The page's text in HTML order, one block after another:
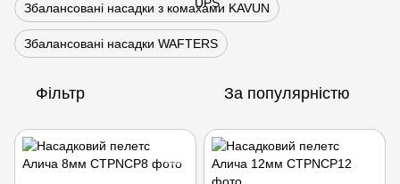
Збалансовані насадки з комахами KAVUN
Збалансовані насадки WAFTERS
Фільтр За популярністю